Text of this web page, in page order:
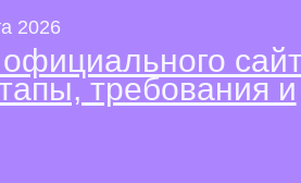
2026
требования и